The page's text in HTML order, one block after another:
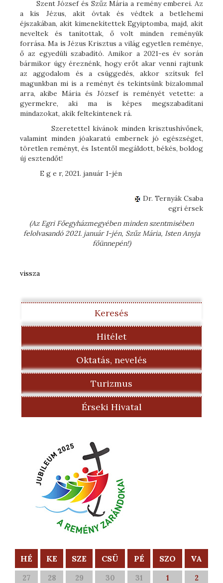
Szent József és Szűz Mária a remény emberei. Az
a kis Jézus, akit óvtak és védtek a betlehemi
éjszakában, akit kimenekítettek Egyiptomba, majd, akit
neveltek és tanítottak, ő volt minden reményük
forrása. Ma is Jézus Krisztus a világ egyetlen reménye,
ő az egyedüli szabadító. Amikor a 2021-es év során
bármikor úgy éreznénk, hogy erőt akar venni rajtunk
az aggodalom és a csüggedés, akkor szítsuk fel
magunkban mi is a reményt és tekintsünk bizalommal
arra, akibe Mária és József is reményét vetette: a
gyermekre, aki ma is képes megszabadítani
mindazokat, akik feltekintenek rá.
Szeretettel kívánok minden krisztushívőnek,
valamint minden jóakaratú embernek jó egészséget,
töretlen reményt, és Istentől megáldott, békés, boldog
új esztendőt!
E g e r, 2021. január 1-jén
Dr. Ternyák Csaba
egri érsek
(Az Egri Főegyházmegyében minden szentmisében
felolvasandó 2021. január 1-jén, Szűz Mária, Isten Anyja
főünnepén!)
vissza
Keresés
Hitélet
Oktatás, nevelés
Turizmus
Érseki Hivatal
HÉ KE SZE CSÜ PÉ SZO VA
27 28 29 30 31 1
2